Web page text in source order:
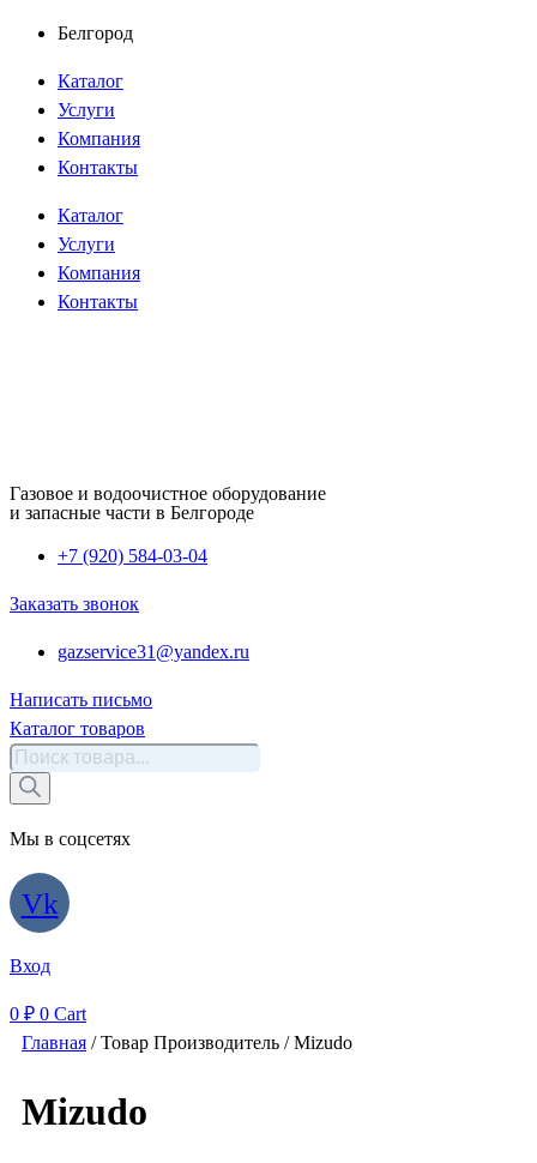
Перейти
содержимому
Белгород
Каталог
Услуги
Компания
Контакты
Каталог
Услуги
Компания
Контакты
Газовое и водоочистное оборудование
и запасные части в Белгороде
+7 (920) 584-03-04
Заказать звонок
gazservice31@yandex.ru
Написать письмо
Каталог товаров
Поиск
товаров
Мы в соцсетях
Vk
Вход
0 ₽ 0 Cart
Главная / Товар Производитель / Mizudo
Mizudo